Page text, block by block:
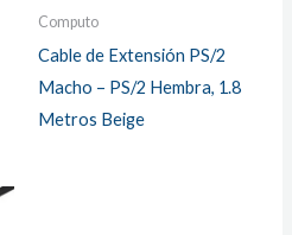
Computo
Cable de Extensión PS/2
Macho – PS/2 Hembra, 1.8
Metros Beige